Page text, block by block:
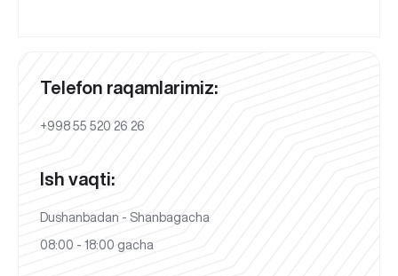
Telefon raqamlarimiz:
+998 55 520 26 26
Ish vaqti:
Dushanbadan - Shanbagacha
08:00 - 18:00 gacha